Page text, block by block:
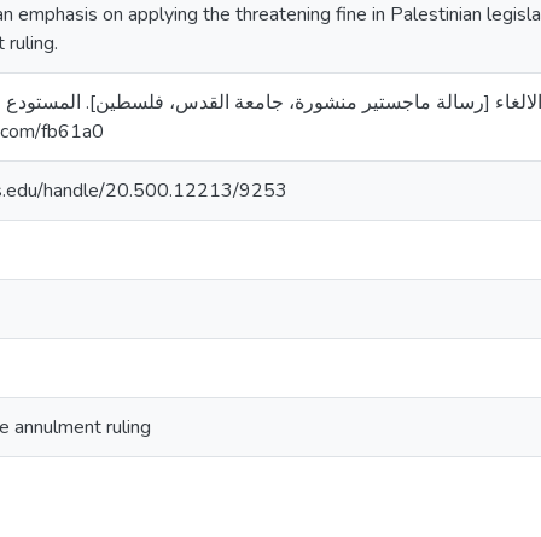
emphasis on applying the threatening fine in Palestinian
ruling.
(2024). تنفيذ حكم الالغاء [رسالة ماجستير منشورة، جامعة القدس، فلسطين].
fb61a0
handle/20.500.12213/9253
annulment ruling